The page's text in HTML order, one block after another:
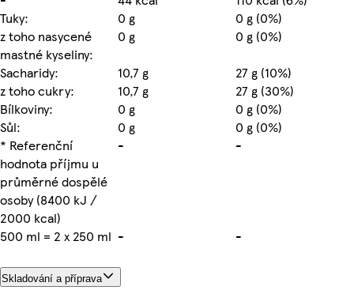
Tuky:
0 g
0 g (0%)
z toho nasycené
mastné kyseliny:
0 g
0 g (0%)
Sacharidy:
10,7 g
27 g (10%)
z toho cukry:
10,7 g
27 g (30%)
Bílkoviny:
0 g
0 g (0%)
Sůl:
0 g
0 g (0%)
* Referenční
hodnota příjmu u
průměrné dospělé
osoby (8400 kJ /
2000 kcal)
- -
500 ml = 2 x 250 ml - -
Skladování a příprava